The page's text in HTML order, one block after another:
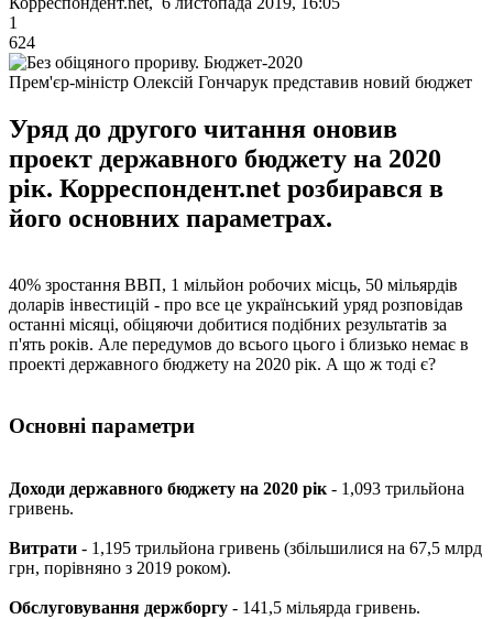
1
624
Прем'єр-міністр Олексій Гончарук представив новий бюджет
Уряд до другого читання оновив
проект державного бюджету на 2020
рік. Корреспондент.net розбирався в
його основних параметрах.
40% зростання ВВП, 1 мільйон робочих місць, 50 мільярдів
доларів інвестицій - про все це український уряд розповідав
останні місяці, обіцяючи добитися подібних результатів за
п'ять років. Але передумов до всього цього і близько немає в
проекті державного бюджету на 2020 рік. А що ж тоді є?
Основні параметри
Доходи державного бюджету на 2020 рік - 1,093 трильйона
гривень.
Витрати - 1,195 трильйона гривень (збільшилися на 67,5 млрд
грн, порівняно з 2019 роком).
Обслуговування держборгу - 141,5 мільярда гривень.